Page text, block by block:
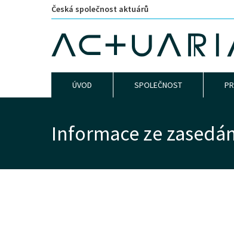
Česká společnost aktuárů
ÚVOD SPOLEČNOST
Informace ze